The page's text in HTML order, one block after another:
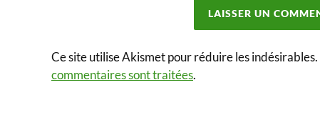
Ce site utilise Akismet pour réduire les indésirables.
commentaires sont traitées.